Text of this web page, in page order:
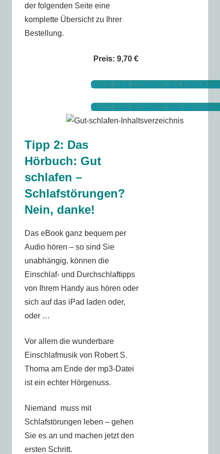
der folgenden Seite eine
komplette Übersicht zu Ihrer
Bestellung.
Preis: 9,70 €
Buch 'Gut schlafen' als eBook
Buch 'Gut schlafen' bei amazon
Tipp 2: Das
Hörbuch: Gut
schlafen –
Schlafstörungen?
Nein, danke!
Das eBook ganz bequem per
Audio hören – so sind Sie
unabhängig, können die
Einschlaf- und Durchschlaftipps
von Ihrem Handy aus hören oder
sich auf das iPad laden oder,
oder …
Vor allem die wunderbare
Einschlafmusik von Robert S.
Thoma am Ende der mp3-Datei
ist ein echter Hörgenuss.
Niemand muss mit
Schlafstörungen leben – gehen
Sie es an und machen jetzt den
ersten Schritt.